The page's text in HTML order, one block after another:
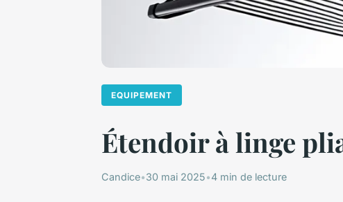
EQUIPEMENT
Étendoir à linge
Candice•30 mai 2025•4 min de lecture